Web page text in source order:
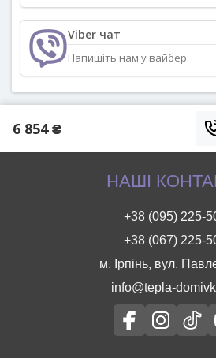
Viber чат
Напишіть нам у вайбер
6 854 ₴
НАШІ
+38 (095) 225-
+38 (067) 225-
м. Ірпінь, вул.
info@tepla-